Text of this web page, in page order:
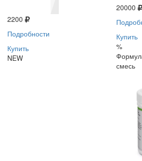
2200
Подробности
Купить
NEW
20000
Купить
%
смесь